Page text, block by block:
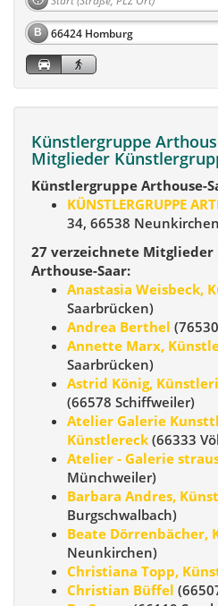
B
Künstlergruppe
Mitglieder
Künstlergruppe Arthouse-
KÜNSTLERGRUPPE
34, 66538
27 verzeichnete
Arthouse-Saar:
Anastasia Weisbeck,
Saarbrücken)
Andrea Berthel
Annette Marx,
Saarbrücken)
Astrid König,
(66578 Schiffweiler)
Atelier Galerie
Künstlereck (66333
Atelier - Galerie
Münchweiler)
Barbara Andres,
Burgschwalbach)
Beate Dörrenbächer,
Neunkirchen)
Christiana Topp,
Christian Büffel